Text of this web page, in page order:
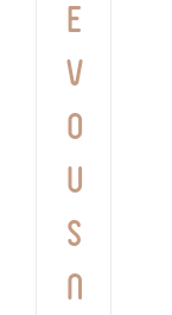
e
v
o
u
s
n